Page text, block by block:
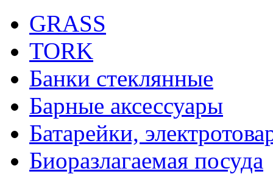
GRASS
TORK
Банки стеклянные
Барные аксессуары
Батарейки,
Биоразлагаемая посуда